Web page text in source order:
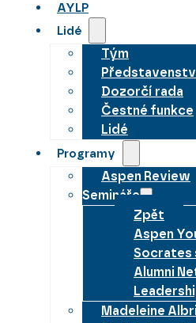
AYLP
Lidé
Tým
Dozorčí rada
Čestné funkce
Lidé
Programy
Aspen Review
Semináře
Zpět
Aspen
Socrates
Alumni
Madeleine